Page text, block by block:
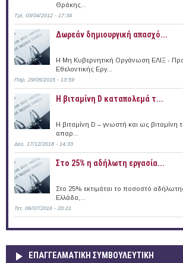
Θράκης...
Τρί, 03/04/2012 - 17:34
Δωρεάν δημιουργική απασχό...
Η Μη Κυβερνητική Οργάνωση ΕΛΙΞ -
Εθελοντικής Εργ...
Παρ, 29/05/2015 - 13:59
Η βιταμίνη D καταπολεμά τ...
Η βιταμίνη D – γνωστή και ως βιταμίνη
απαρ...
Δευ, 17/12/2018 - 14:33
Στο 25% η αδήλωτη εργασία...
Στο 25% εκτιμάται το ποσοστό
Ελλάδα,...
Τετ, 06/07/2016 - 20:21
ΕΠΑΓΓΕΛΜΑΤΙΚΉ ΣΥΜΒΟΥΛΕΥΤΙΚΉ